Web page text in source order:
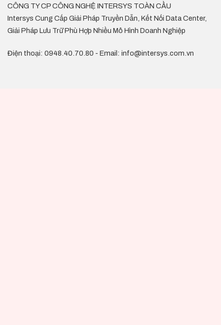
CÔNG TY CP CÔNG NGHỆ INTERSYS TOÀN CẦU
Intersys Cung Cấp Giải Pháp Truyền Dẫn, Kết Nối Data Center,
Giải Pháp Lưu Trữ Phù Hợp Nhiều Mô Hình Doanh Nghiệp
Điện thoại: 0948.40.70.80 - Email: info@intersys.com.vn